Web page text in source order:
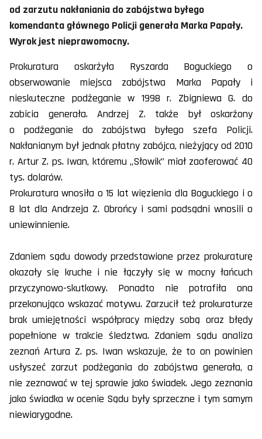
od zarzutu nakłaniania do zabójstwa byłego
komendanta głównego Policji generała Marka Papały.
Wyrok jest nieprawomocny.
Prokuratura oskarżyła Ryszarda Boguckiego o
obserwowanie miejsca zabójstwa Marka Papały i
nieskuteczne podżeganie w 1998 r. Zbigniewa G. do
zabicia generała. Andrzej Z. także był oskarżony
o podżeganie do zabójstwa byłego szefa Policji.
Nakłanianym był jednak płatny zabójca, nieżyjący od 2010
r. Artur Z. ps. Iwan, któremu „Słowik” miał zaoferować 40
tys. dolarów.
Prokuratura wnosiła o 15 lat więzienia dla Boguckiego i o
8 lat dla Andrzeja Z. Obrońcy i sami podsądni wnosili o
uniewinnienie.
Zdaniem sądu dowody przedstawione przez prokuraturę
okazały się kruche i nie łączyły się w mocny łańcuch
przyczynowo-skutkowy. Ponadto nie potrafiła ona
przekonująco wskazać motywu. Zarzucił też prokuraturze
brak umiejętności współpracy między sobą oraz błędy
popełnione w trakcie śledztwa. Zdaniem sądu analiza
zeznań Artura Z. ps. Iwan wskazuje, że to on powinien
usłyszeć zarzut podżegania do zabójstwa generała, a
nie zeznawać w tej sprawie jako świadek. Jego zeznania
jako świadka w ocenie Sądu były sprzeczne i tym samym
niewiarygodne.